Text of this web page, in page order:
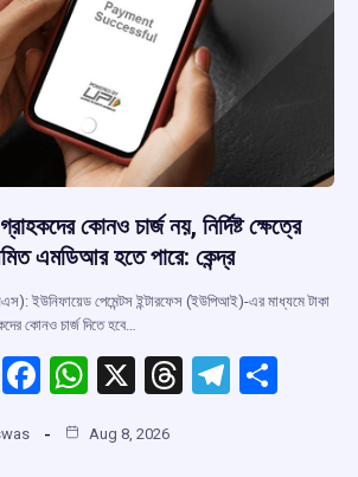
কোনও চার্জ নয়, নির্দিষ্ট ক্ষেত্রে
এমডিআর হতে পারে: কেন্দ্র
ইউনিফায়েড পেমেন্টস ইন্টারফেস (ইউপিআই)-এর মাধ্যমে টাকা
কোনও চার্জ দিতে হবে…
F
ce
W
at
X
T
T
Aug 8, 2026